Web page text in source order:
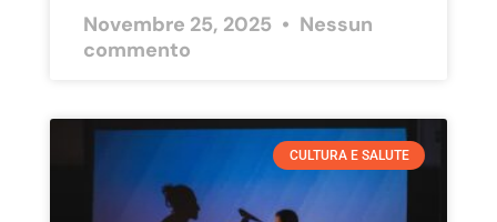
Novembre 25, 2025
Nessun
commento
CULTURA E SALUTE